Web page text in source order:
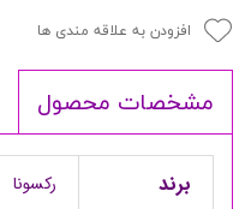
افزودن به علاقه مندی ها
مشخصات محصول
برند رکسونا